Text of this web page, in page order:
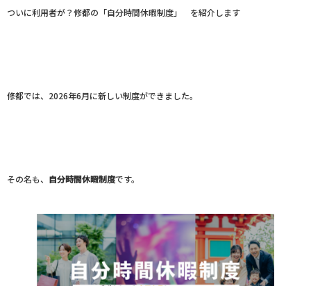
ついに利用者が？修都の「自分時間休暇制度」 を紹介します
修都では、2026年6月に新しい制度ができました。
その名も、 自分時間休暇制度です。